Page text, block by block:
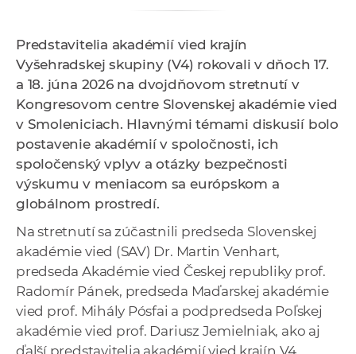
a
p
r
a
í
c
h
Predstavitelia akadémií vied krajín
Vyšehradskej skupiny (V4) rokovali v dňoch 17.
a 18. júna 2026 na dvojdňovom stretnutí v
Kongresovom centre Slovenskej akadémie vied
v Smoleniciach. Hlavnými témami diskusií bolo
postavenie akadémií v spoločnosti, ich
spoločenský vplyv a otázky bezpečnosti
výskumu v meniacom sa európskom a
globálnom prostredí.
Na stretnutí sa zúčastnili predseda Slovenskej
akadémie vied (SAV) Dr. Martin Venhart,
predseda Akadémie vied Českej republiky prof.
Radomír Pánek, predseda Maďarskej akadémie
vied prof. Mihály Pósfai a podpredseda Poľskej
akadémie vied prof. Dariusz Jemielniak, ako aj